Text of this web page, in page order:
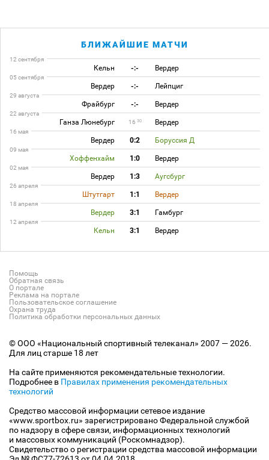
БЛИЖАЙШИЕ МАТЧИ
12 сентября
Кельн -:- Вердер
05 сентября
Вердер -:- Лейпциг
29 августа
Фрайбург -:- Вердер
22 августа
Ганза Люнебург 16 30 Вердер
16 мая
Вердер 0:2 Боруссия Д
09 мая
Хоффенхайм 1:0 Вердер
02 мая
Вердер 1:3 Аугсбург
26 апреля
Штутгарт 1:1 Вердер
18 апреля
Вердер 3:1 Гамбург
12 апреля
Кельн 3:1 Вердер
Помощь
Обратная связь
О портале
Реклама на портале
Пользовательское соглашение
Охрана труда
Политика обработки персональных данных
© ООО «Национальный спортивный телеканал» 2007 — 2026.
Для лиц старше 18 лет
На сайте применяются рекомендательные технологии.
Подробнее в Правилах применения рекомендательных
технологий
Средство массовой информации сетевое издание
«www.sportbox.ru» зарегистрировано Федеральной службой
по надзору в сфере связи, информационных технологий
и массовых коммуникаций (Роскомнадзор).
Свидетельство о регистрации средства массовой информации